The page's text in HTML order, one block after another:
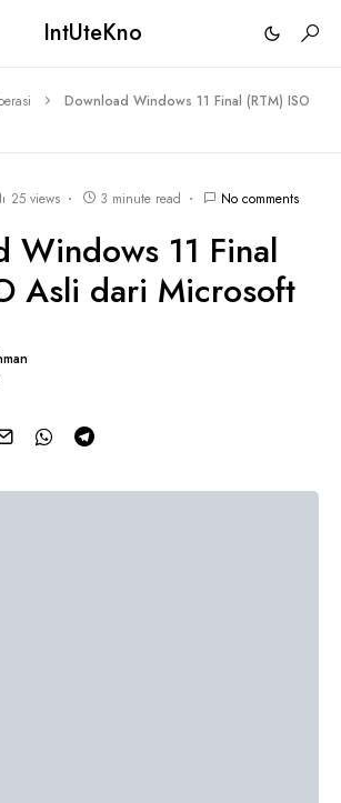
IntUteKno
Download Windows 11 Final (RTM) ISO
25 views 3 minute read No comments
Windows 11 Final
Asli dari Microsoft